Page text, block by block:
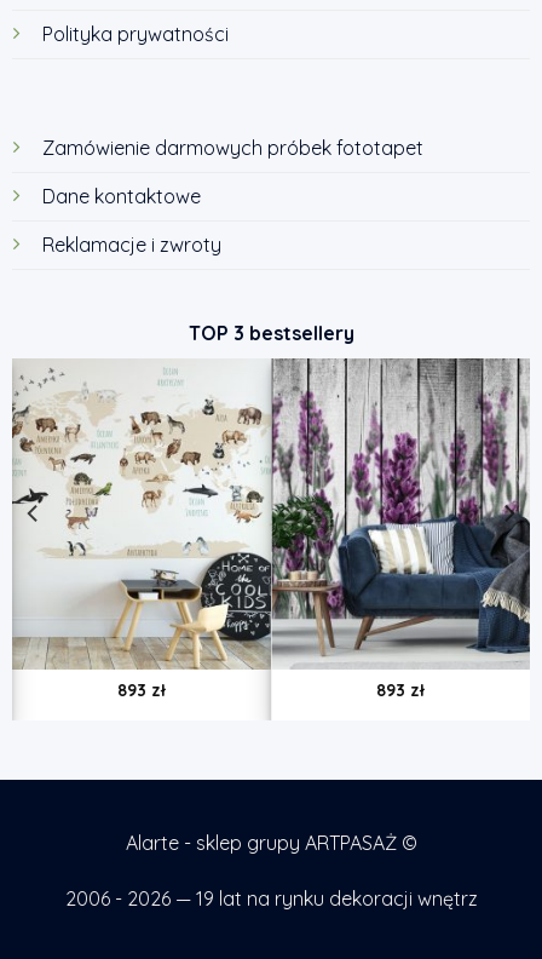
Polityka prywatności
Zamówienie darmowych próbek fototapet
Dane kontaktowe
Reklamacje i zwroty
TOP 3 bestsellery
893 zł 893 zł
Alarte - sklep grupy ARTPASAŻ ©
2006 - 2026 — 19 lat na rynku dekoracji wnętrz